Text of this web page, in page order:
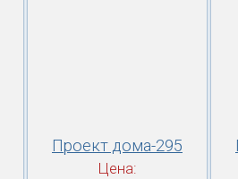
Проект дома-295
Цена: